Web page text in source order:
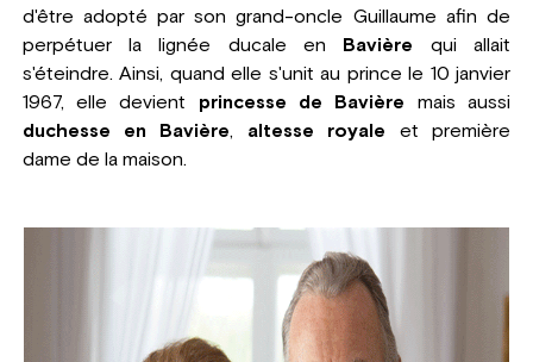
d'être adopté par son grand-oncle Guillaume afin de
perpétuer la lignée ducale en
Bavière qui allait
s'éteindre. Ainsi, quand elle s'unit au prince le 10 janvier
1967, elle devient princesse de Bavière mais aussi
duchesse en Bavière, altesse royale et première
dame de la maison.